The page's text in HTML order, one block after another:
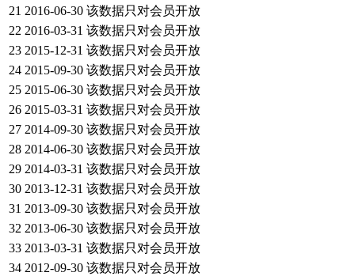
21 2016-06-30 该数据只对会员开放
22 2016-03-31 该数据只对会员开放
23 2015-12-31 该数据只对会员开放
24 2015-09-30 该数据只对会员开放
25 2015-06-30 该数据只对会员开放
26 2015-03-31 该数据只对会员开放
27 2014-09-30 该数据只对会员开放
28 2014-06-30 该数据只对会员开放
29 2014-03-31 该数据只对会员开放
30 2013-12-31 该数据只对会员开放
31 2013-09-30 该数据只对会员开放
32 2013-06-30 该数据只对会员开放
33 2013-03-31 该数据只对会员开放
34 2012-09-30 该数据只对会员开放